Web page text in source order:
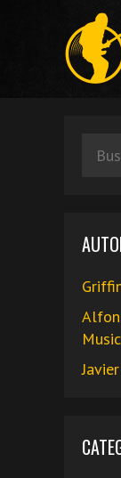
contenido